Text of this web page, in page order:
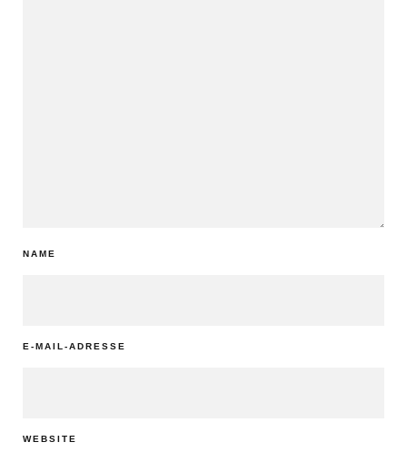
NAME
E-MAIL-ADRESSE
WEBSITE